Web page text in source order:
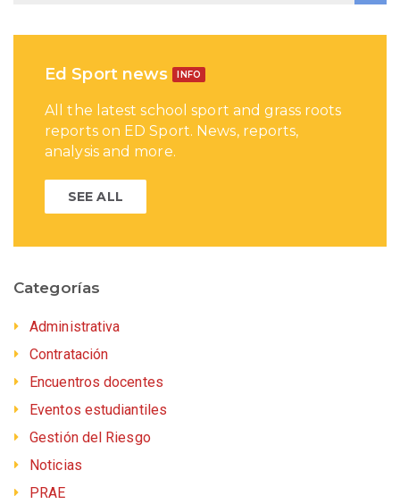
Ed Sport news INFO
All the latest school sport and grass roots
reports on ED Sport. News, reports,
analysis and more.
SEE ALL
Categorías
Administrativa
Contratación
Encuentros docentes
Eventos estudiantiles
Gestión del Riesgo
Noticias
PRAE